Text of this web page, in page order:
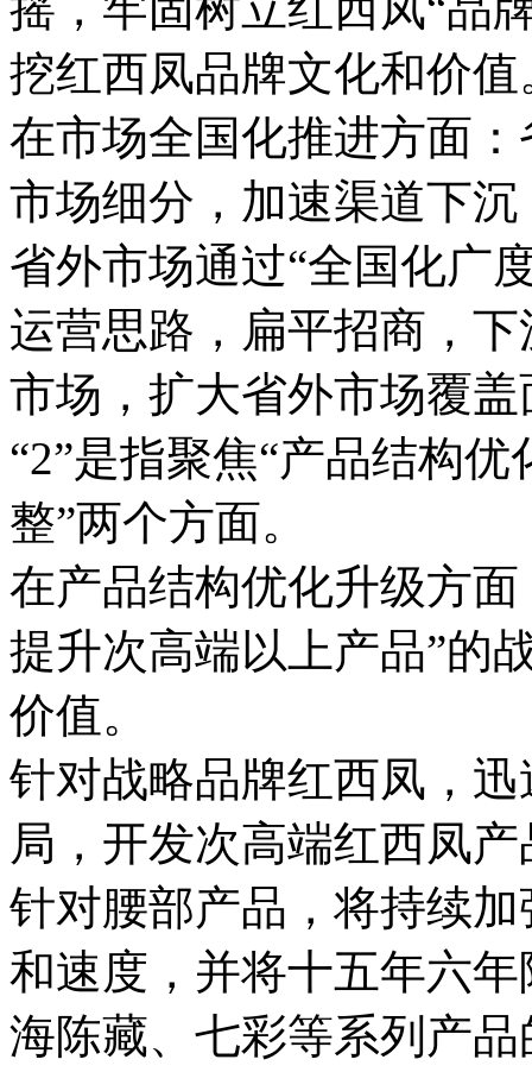
挖红西凤品牌文化和价值
在市场全国化推进方面
市场细分，加速渠道下
省外市场通过“全国化广
运营思路，扁平招商，
市场，扩大省外市场覆盖
“2”是指聚焦“产品结构
整”两个方面。
在产品结构优化升级方
提升次高端以上产品”的
价值。
针对战略品牌红西凤，
局，开发次高端红西凤
针对腰部产品，将持续
和速度，并将十五年六
海陈藏、七彩等系列产